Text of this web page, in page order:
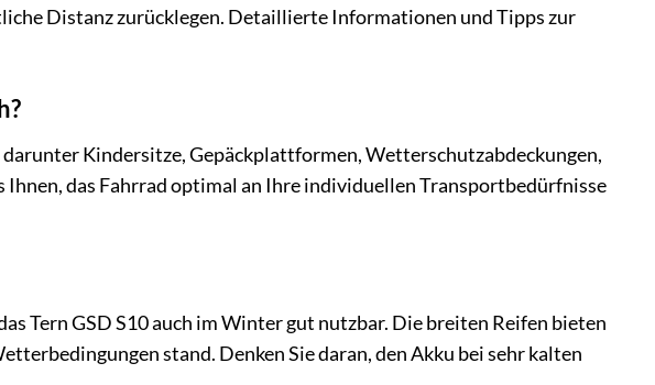
Distanz zurücklegen. Detaillierte Informationen und Tipps zur
Kindersitze, Gepäckplattformen, Wetterschutzabdeckungen,
Ihnen, das Fahrrad optimal an Ihre individuellen Transportbedürfnisse
Tern GSD S10 auch im Winter gut nutzbar. Die breiten Reifen bieten
stand. Denken Sie daran, den Akku bei sehr kalten